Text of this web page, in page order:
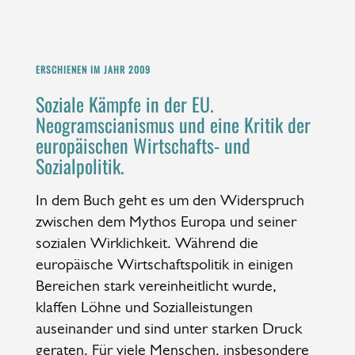
ERSCHIENEN IM JAHR 2009
Soziale Kämpfe in der EU.
Neogramscianismus und eine Kritik der
europäischen Wirtschafts- und
Sozialpolitik.
In dem Buch geht es um den Widerspruch
zwischen dem Mythos Europa und seiner
sozialen Wirklichkeit. Während die
europäische Wirtschaftspolitik in einigen
Bereichen stark vereinheitlicht wurde,
klaffen Löhne und Sozialleistungen
auseinander und sind unter starken Druck